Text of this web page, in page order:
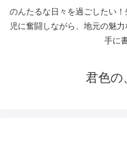
のんたるな日々を過ごしたい
児に奮闘しながら、地元の魅
手に
君色の